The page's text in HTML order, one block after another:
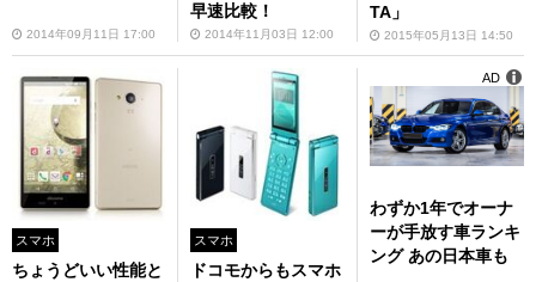
2014年09月11日 17:00
早速比較！
2014年11月03日 12:00
TA」
2015年05月13日 14:50
スマホ
ちょうどいい性能と
スマホ
ドコモからもスマホ
わずか1年でオーナ
ーが手放す車ランキ
ング あの日本車も
AD